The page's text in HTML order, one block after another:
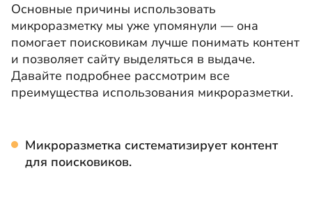
Основные причины использовать
микроразметку мы уже упомянули — она
помогает поисковикам лучше понимать контент
и позволяет сайту выделяться в выдаче.
Давайте подробнее рассмотрим все
преимущества использования микроразметки.
Микроразметка систематизирует контент
для поисковиков.